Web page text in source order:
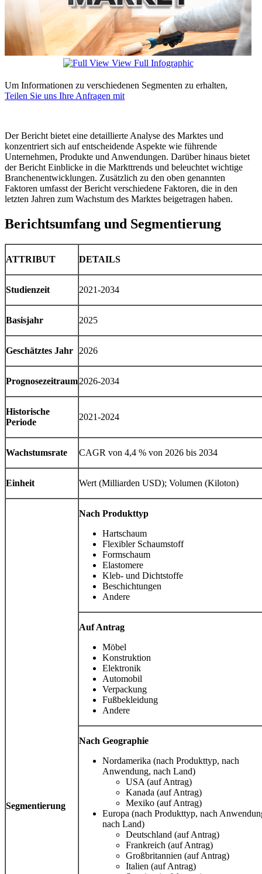
View Full Infographic
Um Informationen zu verschiedenen Segmenten zu erhalten,
Teilen Sie uns Ihre Anfragen mit
Der Bericht bietet eine detaillierte Analyse des Marktes und
konzentriert sich auf entscheidende Aspekte wie führende
Unternehmen, Produkte und Anwendungen. Darüber hinaus bietet
der Bericht Einblicke in die Markttrends und beleuchtet wichtige
Branchenentwicklungen. Zusätzlich zu den oben genannten
Faktoren umfasst der Bericht verschiedene Faktoren, die in den
letzten Jahren zum Wachstum des Marktes beigetragen haben.
Berichtsumfang und Segmentierung
ATTRIBUT DETAILS
Studienzeit 2021-2034
Basisjahr 2025
Geschätztes Jahr 2026
Prognosezeitraum2026-2034
Historische
Periode
2021-2024
Wachstumsrate CAGR von 4,4 % von 2026 bis 2034
Einheit Wert (Milliarden USD); Volumen (Kiloton)
Segmentierung
Nach Produkttyp
Hartschaum
Flexibler Schaumstoff
Formschaum
Elastomere
Kleb- und Dichtstoffe
Beschichtungen
Andere
Auf Antrag
Möbel
Konstruktion
Elektronik
Automobil
Verpackung
Fußbekleidung
Andere
Nach Geographie
Nordamerika (nach Produkttyp, nach
Anwendung, nach Land)
USA (auf Antrag)
Kanada (auf Antrag)
Mexiko (auf Antrag)
Europa (nach Produkttyp, nach
nach Land)
Deutschland (auf Antrag)
Frankreich (auf Antrag)
Großbritannien (auf Antrag)
Italien (auf Antrag)